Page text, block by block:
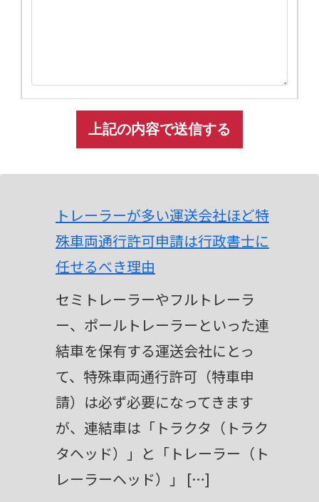
トレーラーが多い運送会社ほど特
殊車両通行許可申請は行政書士に
任せるべき理由
セミトレーラーやフルトレーラ
ー、ポールトレーラーといった連
結車を保有する運送会社にとっ
て、特殊車両通行許可（特車申
請）は必ず必要になってきます
が、連結車は「トラクタ（トラク
タヘッド）」と「トレーラー（ト
レーラーヘッド）」 […]